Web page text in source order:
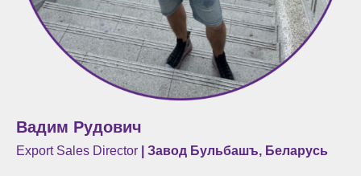
Вадим Рудович
Export Sales Director | Завод Бульбашъ, Беларусь